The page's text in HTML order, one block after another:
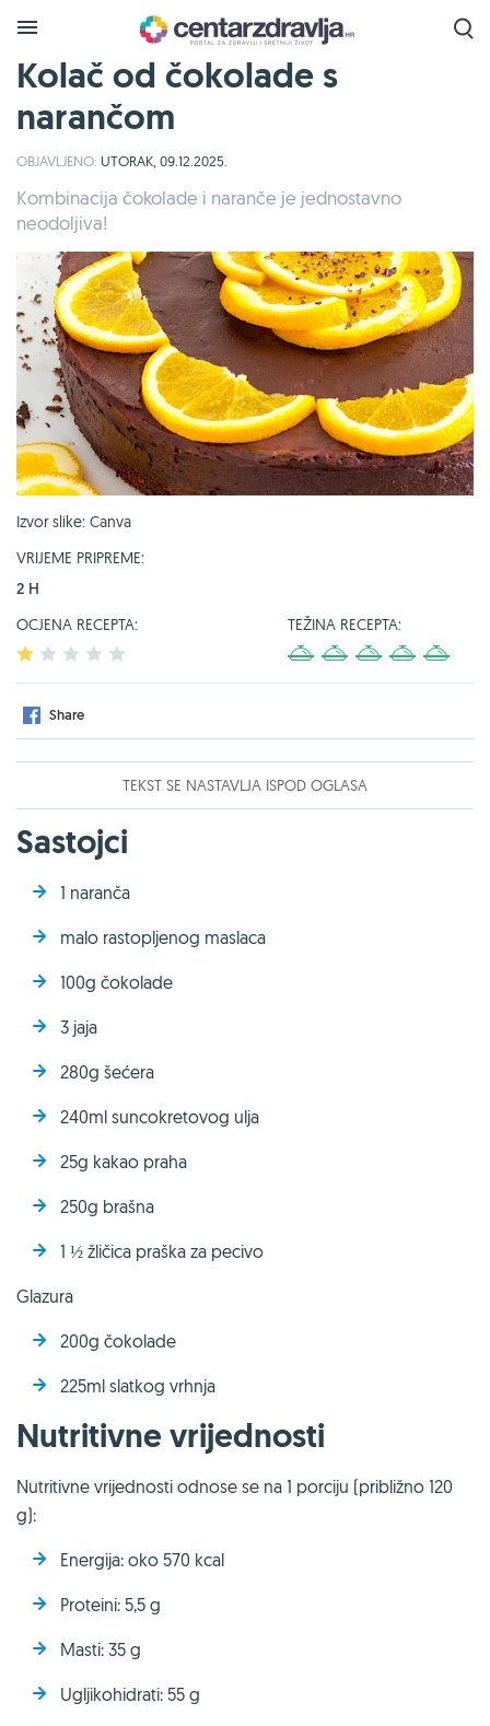
Kolač od čokolade s
narančom
OBJAVLJENO: UTORAK, 09.12.2025.
Kombinacija čokolade i naranče je jednostavno
neodoljiva!
Izvor slike: Canva
VRIJEME PRIPREME:
2 H
OCJENA RECEPTA:
2 3 4
TEŽINA RECEPTA:
4
Share
TEKST SE NASTAVLJA ISPOD OGLASA
Sastojci
1 naranča
malo rastopljenog maslaca
100g čokolade
3 jaja
280g šećera
240ml suncokretovog ulja
25g kakao praha
250g brašna
1 ½ žličica praška za pecivo
Glazura
200g čokolade
225ml slatkog vrhnja
Nutritivne vrijednosti
Nutritivne vrijednosti odnose se na 1 porciju (približno 120
g):
Energija: oko 570 kcal
Proteini: 5,5 g
Masti: 35 g
Ugljikohidrati: 55 g